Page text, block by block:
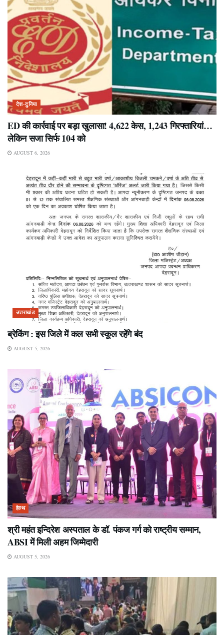
देश-दुनिया
ED की कार्रवाई पर बड़ा खुलासा! 4,622 केस, 1,243 गिरफ्तारियां…
लेकिन सजा सिर्फ 104 को
AUGUST 6, 2026
उत्तराखंड
ब्रेकिंग : इस जिले में कल सभी स्कूल रहेंगे बंद
AUGUST 5, 2026
हेल्थ
श्री महंत इन्दिरेश अस्पताल के डॉ. पंकज गर्ग को राष्ट्रीय सम्मान,
ABSI में मिली अहम जिम्मेदारी
AUGUST 5, 2026